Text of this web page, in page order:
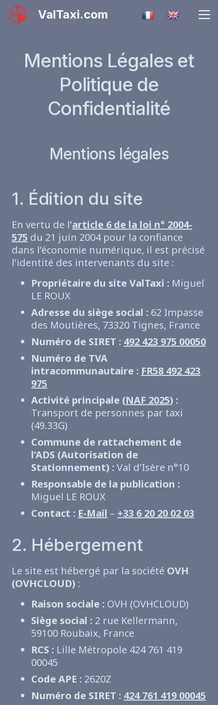
ValTaxi.com
Mentions Légales et
Politique de
Confidentialité
Mentions légales
1. Édition du site
En vertu de l’article 6 de la loi n° 2004-
575 du 21 juin 2004 pour la confiance
dans l’économie numérique, il est précisé
l’identité des intervenants du site :
Propriétaire du site ValTaxi : Miguel
LE ROUX
Adresse du siège social : 62 Impasse
des Moutières, 73320 Tignes, France
Numéro de SIRET : 492 423 975 00050
Numéro de TVA
intracommunautaire : FR58 492 423
975
Activité principale (NAF 2025) :
Transport de personnes par taxi
(49.33G)
Commune de rattachement de
l’ADS (Autorisation de
Stationnement) : Val d’Isère n°10
Responsable de la publication :
Miguel LE ROUX
Contact : E-Mail – +33 6 20 20 02 03
2. Hébergement
Le site est hébergé par la société OVH
(OVHCLOUD) :
Raison sociale : OVH (OVHCLOUD)
Siège social : 2 rue Kellermann,
59100 Roubaix, France
RCS : Lille Métropole 424 761 419
00045
Code APE : 2620Z
Numéro de SIRET : 424 761 419 00045